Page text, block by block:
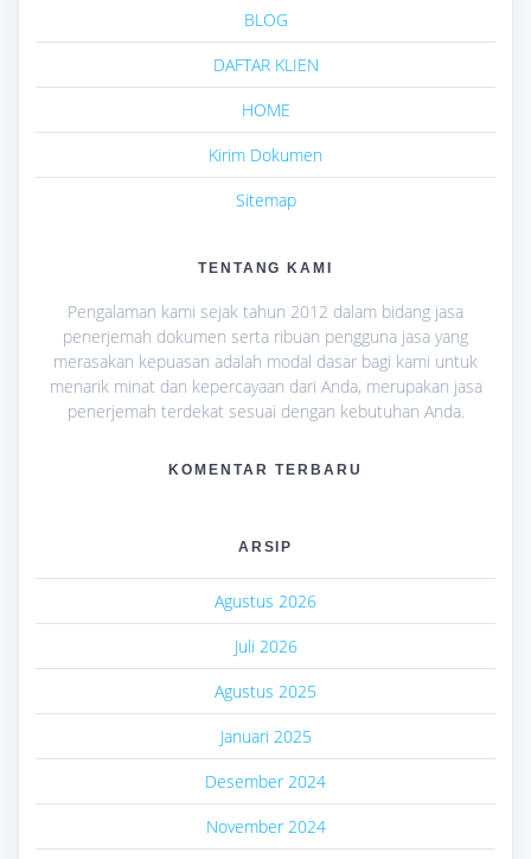
BLOG
DAFTAR KLIEN
HOME
Kirim Dokumen
Sitemap
TENTANG KAMI
Pengalaman kami sejak tahun 2012 dalam bidang jasa
penerjemah dokumen serta ribuan pengguna jasa yang
merasakan kepuasan adalah modal dasar bagi kami untuk
menarik minat dan kepercayaan dari Anda, merupakan jasa
penerjemah terdekat sesuai dengan kebutuhan Anda.
KOMENTAR TERBARU
ARSIP
Agustus 2026
Juli 2026
Agustus 2025
Januari 2025
Desember 2024
November 2024